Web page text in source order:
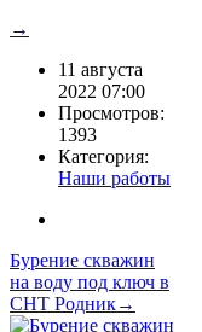
→
11 августа
2022 07:00
Просмотров:
1393
Категория:
Наши работы
Бурение скважин
на воду под ключ в
СНТ Родник→